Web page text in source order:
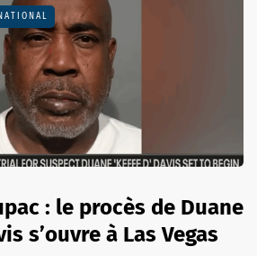
: le procès de Duane
s’ouvre à Las Vegas